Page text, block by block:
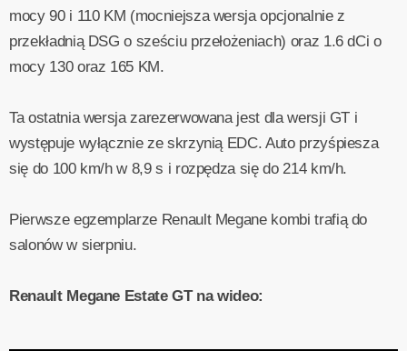
mocy 90 i 110 KM (mocniejsza wersja opcjonalnie z
przekładnią DSG o sześciu przełożeniach) oraz 1.6 dCi o
mocy 130 oraz 165 KM.
Ta ostatnia wersja zarezerwowana jest dla wersji GT i
występuje wyłącznie ze skrzynią EDC. Auto przyśpiesza
się do 100 km/h w 8,9 s i rozpędza się do 214 km/h.
Pierwsze egzemplarze Renault Megane kombi trafią do
salonów w sierpniu.
Renault Megane Estate GT na wideo: